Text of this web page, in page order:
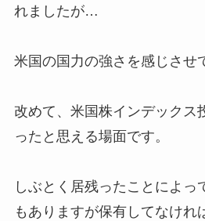
れましたが…
米国の国力の強さを感じさせ
改めて、米国株インデックス
ったと思える場面です。
しぶとく居残ったことによっ
もありますが保有してなけれ